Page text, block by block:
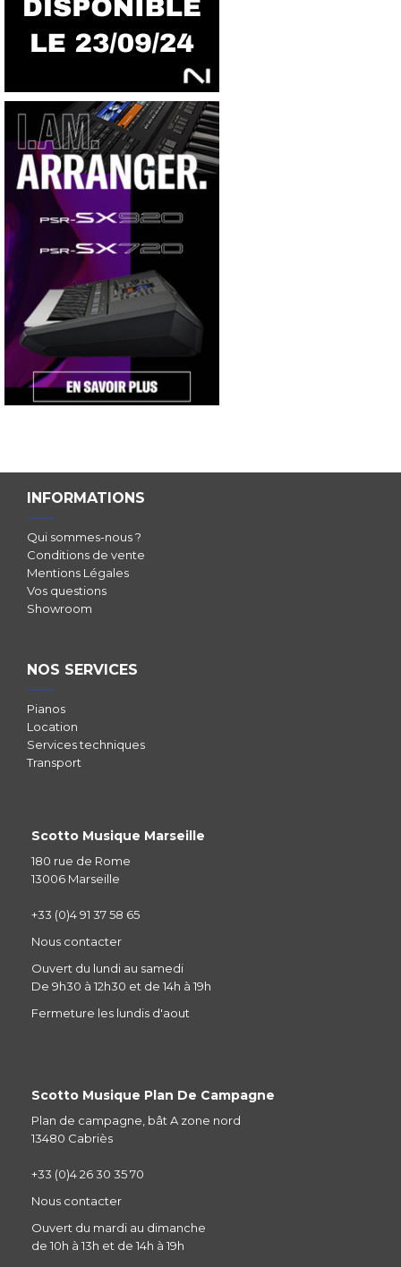
INFORMATIONS
Qui sommes-nous ?
Conditions de vente
Mentions Légales
Vos questions
Showroom
NOS SERVICES
Pianos
Location
Services techniques
Transport
Scotto Musique Marseille
180 rue de Rome
13006 Marseille
+33 (0)4 91 37 58 65
Nous contacter
Ouvert du lundi au samedi
De 9h30 à 12h30 et de 14h à 19h
Fermeture les lundis d'aout
Scotto Musique Plan De Campagne
Plan de campagne, bât A zone nord
13480 Cabriès
+33 (0)4 26 30 35 70
Nous contacter
Ouvert du mardi au dimanche
de 10h à 13h et de 14h à 19h